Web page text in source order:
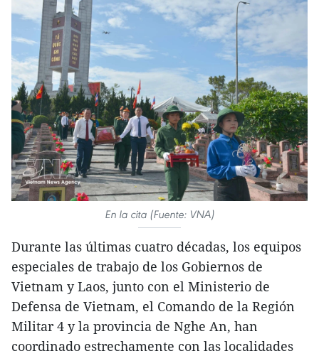
En la cita (Fuente: VNA)
Durante las últimas cuatro décadas, los equipos
especiales de trabajo de los Gobiernos de
Vietnam y Laos, junto con el Ministerio de
Defensa de Vietnam, el Comando de la Región
Militar 4 y la provincia de Nghe An, han
coordinado estrechamente con las localidades